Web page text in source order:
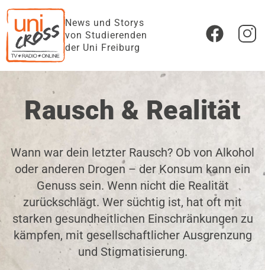
News und Storys
von Studierenden
der Uni Freiburg
Rausch & Realität
Wann war dein letzter Rausch? Ob von Alkohol
oder anderen Drogen – der Konsum kann ein
Genuss sein. Wenn nicht die Realität
zurückschlägt. Wer süchtig ist, hat oft mit
starken gesundheitlichen Einschränkungen zu
kämpfen, mit gesellschaftlicher Ausgrenzung
und Stigmatisierung.